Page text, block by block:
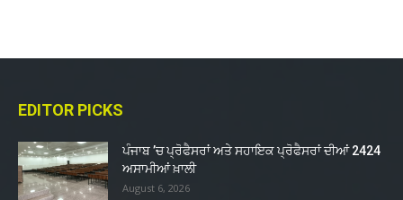
EDITOR PICKS
ਪੰਜਾਬ ’ਚ ਪ੍ਰੋਫੈਸਰਾਂ ਅਤੇ ਸਹਾਇਕ ਪ੍ਰੋਫੈਸਰਾਂ ਦੀਆਂ 2424
ਅਸਾਮੀਆਂ ਖ਼ਾਲੀ
August 6, 2026